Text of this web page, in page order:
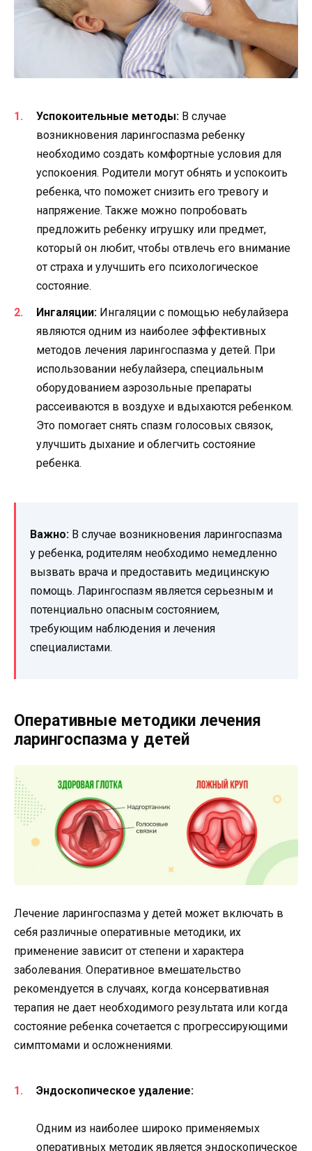
Успокоительные методы: В случае
возникновения ларингоспазма ребенку
необходимо создать комфортные условия для
успокоения. Родители могут обнять и успокоить
ребенка, что поможет снизить его тревогу и
напряжение. Также можно попробовать
предложить ребенку игрушку или предмет,
который он любит, чтобы отвлечь его внимание
от страха и улучшить его психологическое
состояние.
Ингаляции: Ингаляции с помощью небулайзера
являются одним из наиболее эффективных
методов лечения ларингоспазма у детей. При
использовании небулайзера, специальным
оборудованием аэрозольные препараты
рассеиваются в воздухе и вдыхаются ребенком.
Это помогает снять спазм голосовых связок,
улучшить дыхание и облегчить состояние
ребенка.
Важно: В случае возникновения ларингоспазма
у ребенка, родителям необходимо немедленно
вызвать врача и предоставить медицинскую
помощь. Ларингоспазм является серьезным и
потенциально опасным состоянием,
требующим наблюдения и лечения
специалистами.
Оперативные методики лечения
ларингоспазма у детей
Лечение ларингоспазма у детей может включать в
себя различные оперативные методики, их
применение зависит от степени и характера
заболевания. Оперативное вмешательство
рекомендуется в случаях, когда консервативная
терапия не дает необходимого результата или когда
состояние ребенка сочетается с прогрессирующими
симптомами и осложнениями.
Эндоскопическое удаление:
Одним из наиболее широко применяемых
оперативных методик является эндоскопическое